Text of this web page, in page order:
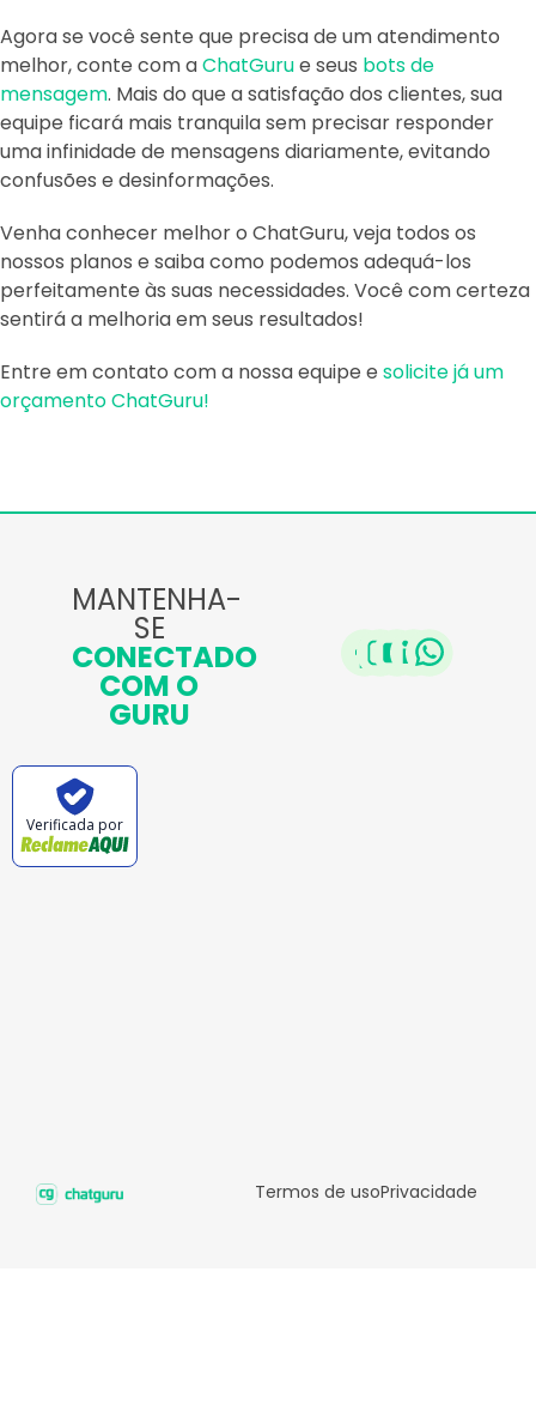
Agora se você sente que precisa de um atendimento
melhor, conte com aChatGurue seus bots de
mensagem. Mais do que a satisfação dos clientes, sua
equipe ficará mais tranquila sem precisar responder
uma infinidade de mensagens diariamente, evitando
confusões e desinformações.
Venha conhecer melhor o ChatGuru, veja todos os
nossos planos e saiba como podemos adequá-los
perfeitamente às suas necessidades. Você com certeza
sentirá a melhoria em seus resultados!
Entre em contato com a nossa equipe e solicite já um
orçamento ChatGuru!
MANTENHA-
SE
CONECTADO
COM O
GURU
Verificada por
Termos de usoPrivacidade